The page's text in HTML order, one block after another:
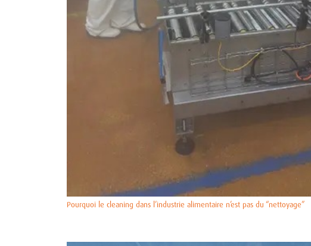
Pourquoi le cleaning dans l’industrie alimentaire n’est pas du “nettoyage”